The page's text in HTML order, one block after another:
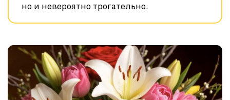
но и невероятно трогательно.